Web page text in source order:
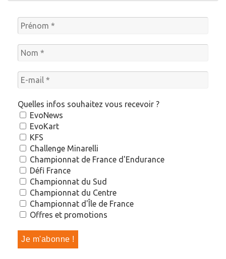
Quelles infos souhaitez vous recevoir ?
EvoNews
EvoKart
KFS
Challenge Minarelli
Championnat de France d'Endurance
Défi France
Championnat du Sud
Championnat du Centre
Championnat d'Île de France
Offres et promotions